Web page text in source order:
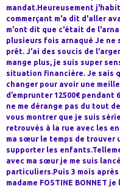
mandat.Heureusement
commerçant m'a dit d'aller
m'ont dit que c'était de
plusieurs fois arnaqué Je ne
prêt. J'ai des soucis de
mange plus, je suis super
situation financière. Je sais
changer pour avoir une
d’emprunter 12500€ pendant
ne me dérange pas du tout
vous montrer que je suis
retrouvés à la rue avec les
ma sœur le temps de trouver
supporter les
avec ma sœur je me suis
particuliers.Puis 3 mois
madame FOSTINE BONNET